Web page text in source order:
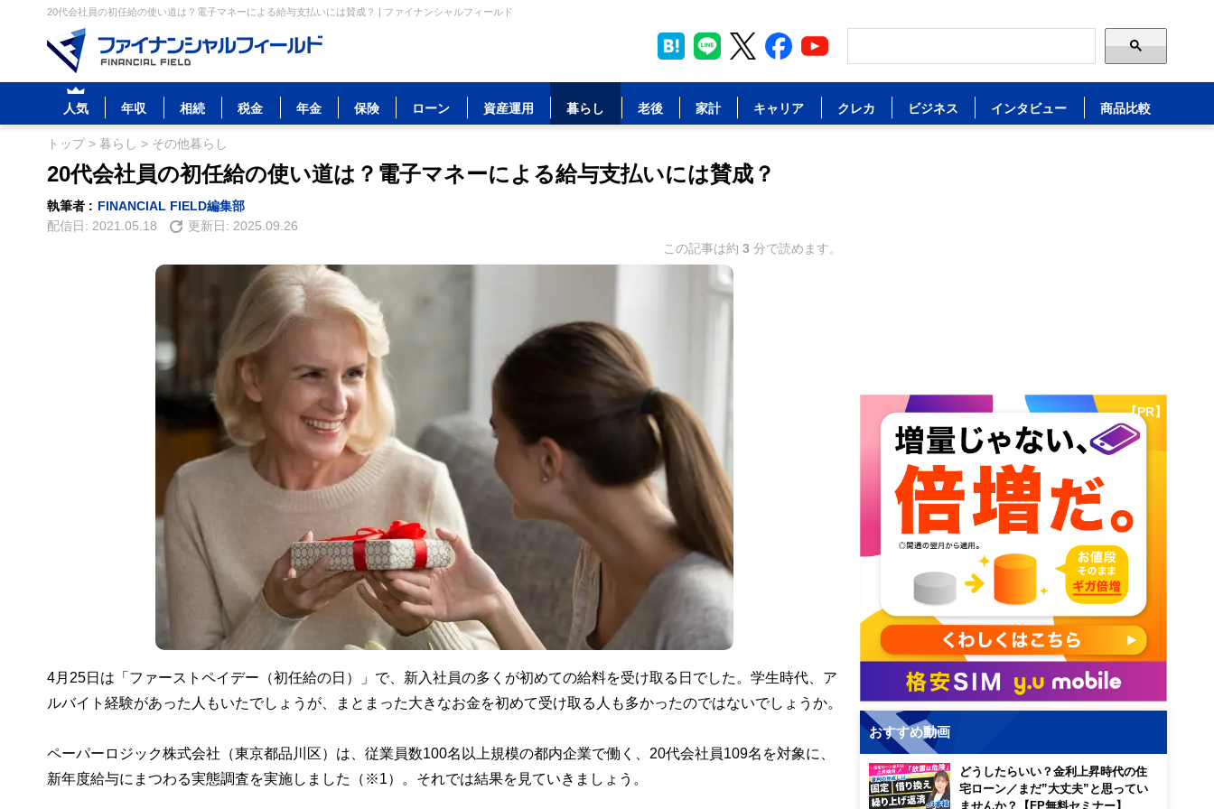
20代会社員の初任給の使い道は？電子マネーによる給与支払いには賛成？ | ファイナンシャルフィールド
人気 年収 相続 税金 年金 保険 ローン 資産運用 暮らし 老後 家計 キャリア クレカ ビジネス インタビュー 商品比較
トップ> 暮らし > その他暮らし
20代会社員の初任給の使い道は？電子マネーによる給与支払いには賛成？
執筆者 : FINANCIAL FIELD編集部
配信日: 2021.05.18 更新日: 2025.09.26
この記事は約 3 分で読めます。
4月25日は「ファーストペイデー（初任給の日）」で、新入社員の多くが初めての給料を受け取る日でした。学生時代、ア
ルバイト経験があった人もいたでしょうが、まとまった大きなお金を初めて受け取る人も多かったのではないでしょうか。
ペーパーロジック株式会社（東京都品川区）は、従業員数100名以上規模の都内企業で働く、20代会社員109名を対象に、
新年度給与にまつわる実態調査を実施しました（※1）。それでは結果を見ていきましょう。
【PR】
おすすめ動画
どうしたらいい？金利上昇時代の住
宅ローン／まだ”大丈夫”と思ってい
ませんか？【FP無料セミナー】